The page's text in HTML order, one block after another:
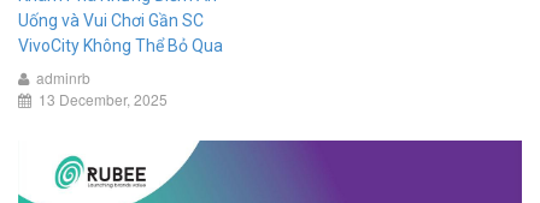
Uống và Vui Chơi Gần SC
VivoCity Không Thể Bỏ Qua
adminrb
13 December, 2025